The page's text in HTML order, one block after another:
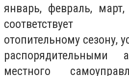
январь, февраль,
соответствует
отопительному сезону,
распорядительными
местного